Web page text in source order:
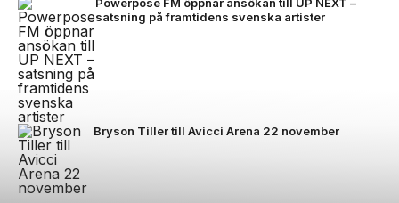
satsning på framtidens svenska artister
Bryson Tiller till Avicci Arena 22 november